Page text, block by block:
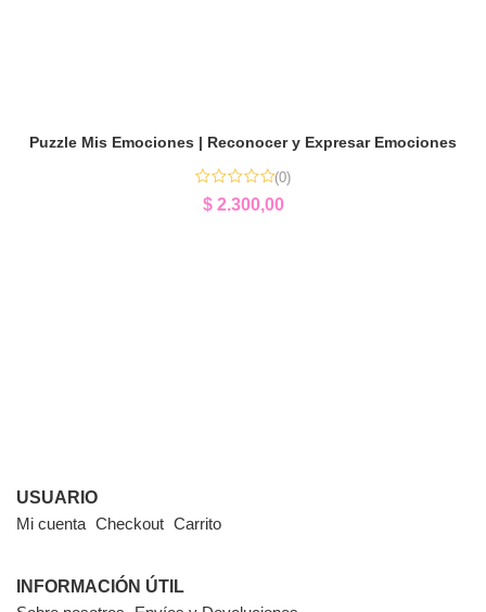
Puzzle Mis Emociones | Reconocer y Expresar Emociones
(0)
$2.300,00
USUARIO
Mi cuenta Checkout Carrito
INFORMACIÓN ÚTIL